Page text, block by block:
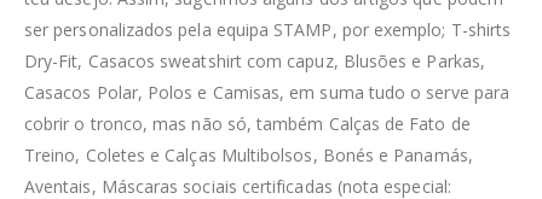
ser personalizados pela equipa STAMP, por exemplo; T-shirts
Dry-Fit, Casacos sweatshirt com capuz, Blusões e Parkas,
Casacos Polar, Polos e Camisas, em suma tudo o serve para
cobrir o tronco, mas não só, também Calças de Fato de
Treino, Coletes e Calças Multibolsos, Bonés e Panamás,
Aventais, Máscaras sociais certificadas (nota especial: